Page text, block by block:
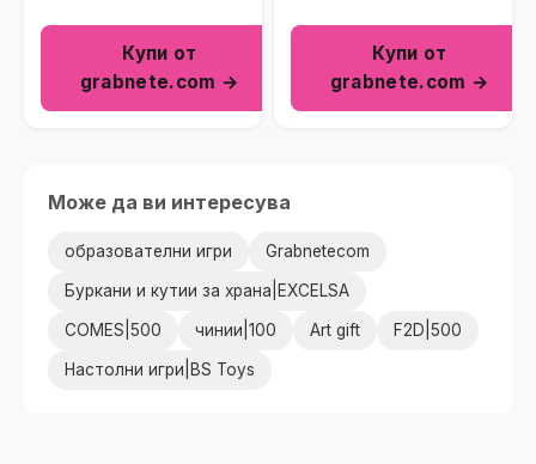
Купи от
grabnete.com →
Купи от
grabnete.com →
Може да ви интересува
образователни игри Grabnetecom
Буркани и кутии за храна|EXCELSA
COMES|500 чинии|100 Art gift F2D|500
Настолни игри|BS Toys